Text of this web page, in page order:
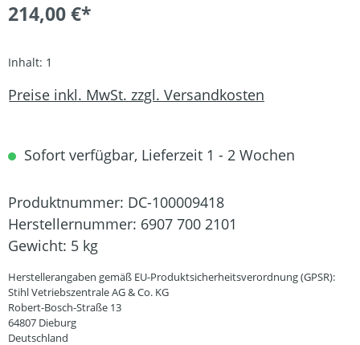
214,00 €*
Inhalt: 1
Preise inkl. MwSt. zzgl. Versandkosten
Sofort verfügbar, Lieferzeit 1 - 2 Wochen
Produktnummer: DC-100009418
Herstellernummer: 6907 700 2101
Gewicht: 5 kg
Herstellerangaben gemäß EU-Produktsicherheitsverordnung (GPSR):
Stihl Vetriebszentrale AG & Co. KG
Robert-Bosch-Straße 13
64807 Dieburg
Deutschland